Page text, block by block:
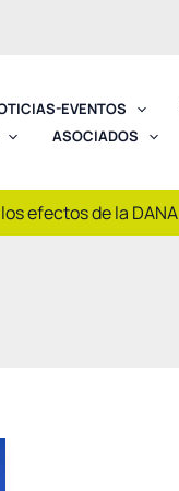
EVENTOS
ASOCIADOS
efectos de la DANA